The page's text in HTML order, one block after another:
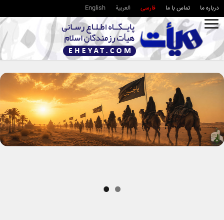
درباره ما تماس با ما فارسی العربية English